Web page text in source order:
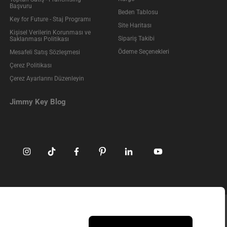
Başvuru
Key for Future - Staj Programı
Kişisel Verilerin Korunması ve
Saklanması Politikası
Mesafeli Satış Sözleşmesi
Çerez Politikası
Çerez Ayarlarını Düzenleyin
Jimmy Key Blog
Beden Tablosu
Site Haritası
Sipariş Takibi
Ödeme Seçenekleri